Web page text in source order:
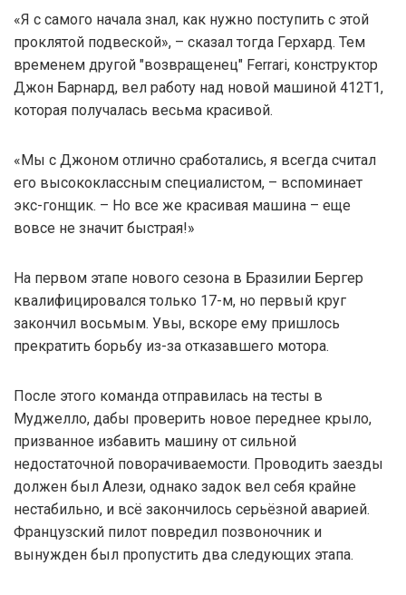
«Я с самого начала знал, как нужно поступить с этой
проклятой подвеской», – сказал тогда Герхард. Тем
временем другой "возвращенец" Ferrari, конструктор
Джон Барнард, вел работу над новой машиной 412T1,
которая получалась весьма красивой.
«Мы с Джоном отлично сработались, я всегда считал
его высококлассным специалистом, – вспоминает
экс-гонщик. – Но все же красивая машина – еще
вовсе не значит быстрая!»
На первом этапе нового сезона в Бразилии Бергер
квалифицировался только 17-м, но первый круг
закончил восьмым. Увы, вскоре ему пришлось
прекратить борьбу из-за отказавшего мотора.
После этого команда отправилась на тесты в
Муджелло, дабы проверить новое переднее крыло,
призванное избавить машину от сильной
недостаточной поворачиваемости. Проводить заезды
должен был Алези, однако задок вел себя крайне
нестабильно, и всё закончилось серьёзной аварией.
Французский пилот повредил позвоночник и
вынужден был пропустить два следующих этапа.